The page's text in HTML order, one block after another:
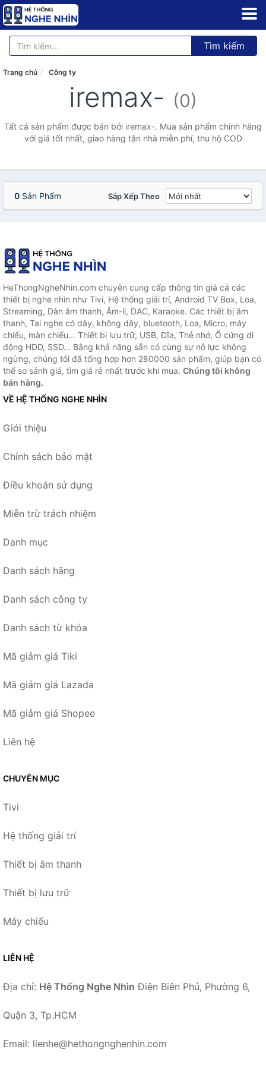
Tìm kiếm
Trang chủ Công ty
iremax- (0)
Tất cả sản phẩm được bán bởi iremax-. Mua sản phẩm chính hãng
với giá tốt nhất, giao hàng tận nhà miễn phí, thu hộ COD
0 Sản Phẩm Sắp Xếp Theo
HeThongNgheNhin.com chuyên cung cấp thông tin giá cả các
thiết bị nghe nhìn như Tivi, Hệ thống giải trí, Android TV Box, Loa,
Streaming, Dàn âm thanh, Âm-li, DAC, Karaoke. Các thiết bị âm
thanh, Tai nghe có dây, không dây, bluetooth, Loa, Micro, máy
chiếu, màn chiếu... Thiết bị lưu trữ, USB, Đĩa, Thẻ nhớ, Ổ cứng di
động HDD, SSD... Bằng khả năng sẵn có cùng sự nỗ lực không
ngừng, chúng tôi đã tổng hợp hơn 280000 sản phẩm, giúp bạn có
thể so sánh giá, tìm giá rẻ nhất trước khi mua. Chúng tôi không
bán hàng.
VỀ HỆ THỐNG NGHE NHÌN
Giới thiệu
Chính sách bảo mật
Điều khoản sử dụng
Miễn trừ trách nhiệm
Danh mục
Danh sách hãng
Danh sách công ty
Danh sách từ khóa
Mã giảm giá Tiki
Mã giảm giá Lazada
Mã giảm giá Shopee
Liên hệ
CHUYÊN MỤC
Tivi
Hệ thống giải trí
Thiết bị âm thanh
Thiết bị lưu trữ
Máy chiếu
LIÊN HỆ
Địa chỉ: Hệ Thống Nghe Nhìn Điện Biên Phủ, Phường 6,
Quận 3, Tp.HCM
Email: lienhe@hethongnghenhin.com